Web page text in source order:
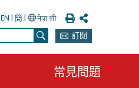
EN | 簡| 列印 分享
搜尋 訂閱
常見問題